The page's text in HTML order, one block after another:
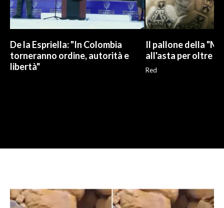
De la Espriella: "In Colombia
torneranno ordine, autorità e
libertà"
Il pallone della
all'asta per oltre
Red